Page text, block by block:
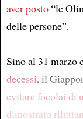
aver posto“le
delle persone”.
Sino al 31 marzo
decessi, il
evitarefocolai di
dimostrato